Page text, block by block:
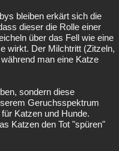
bleiben erkärt sich die
dieser die Rolle einer
über das Fell wie eine
wirkt. Der Milchtritt (Zitzeln,
man eine Katze
sondern diese
Geruchsspektrum
Katzen und Hunde.
Katzen den Tot "spüren"